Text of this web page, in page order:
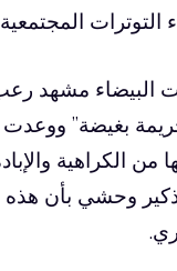
التوترات
البيضاء مشهد
بغيضة” ووعدت
من الكراهية
وحشي بأن هذه